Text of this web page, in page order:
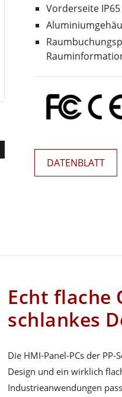
Panel-PCs für das
Display für das
KI-Computer
Edge AI Panel-PCs
Edge-KI-Computing
Vorderseite
DATENBLATT
Echt flache
schlankes
Die HMI-Panel-PCs der
Design und ein wirklich
Industrieanwendungen